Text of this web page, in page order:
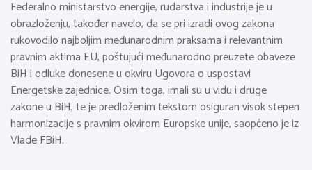
Federalno ministarstvo energije, rudarstva i industrije je u
obrazloženju, također navelo, da se pri izradi ovog zakona
rukovodilo najboljim međunarodnim praksama i relevantnim
pravnim aktima EU, poštujući međunarodno preuzete obaveze
BiH i odluke donesene u okviru Ugovora o uspostavi
Energetske zajednice. Osim toga, imali su u vidu i druge
zakone u BiH, te je predloženim tekstom osiguran visok stepen
harmonizacije s pravnim okvirom Europske unije, saopćeno je iz
Vlade FBiH.